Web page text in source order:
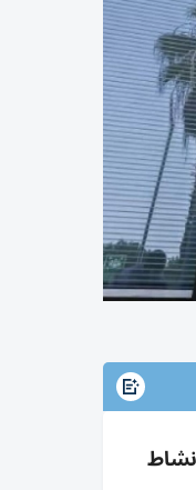
بارزة ونشاط